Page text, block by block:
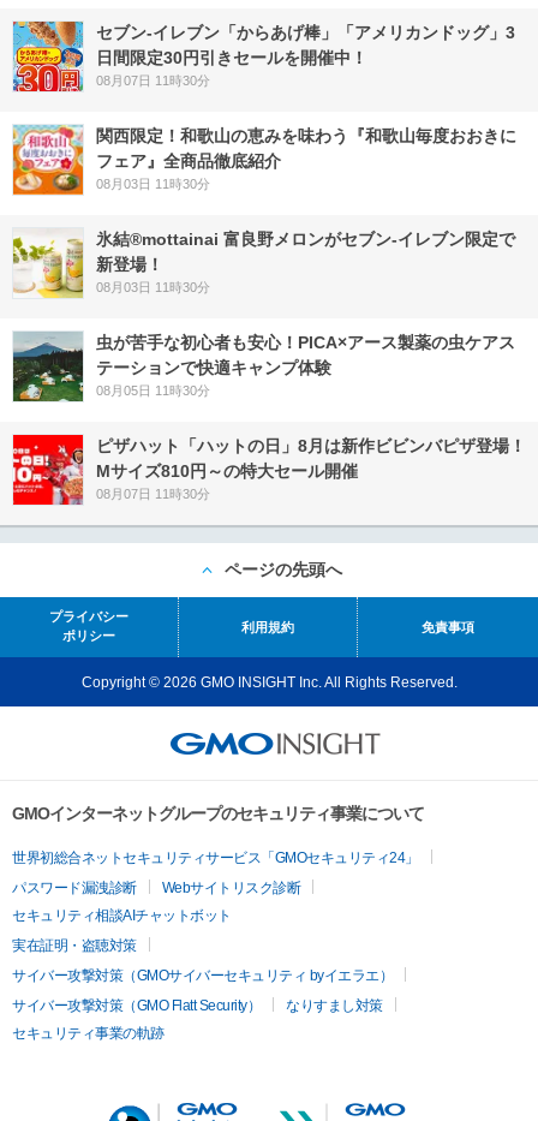
セブン‐イレブン「からあげ棒」「アメリカンドッグ」3
日間限定30円引きセールを開催中！
08月07日 11時30分
関西限定！和歌山の恵みを味わう『和歌山毎度おおきに
フェア』全商品徹底紹介
08月03日 11時30分
氷結®mottainai 富良野メロンがセブン‐イレブン限定で
新登場！
08月03日 11時30分
虫が苦手な初心者も安心！PICA×アース製薬の虫ケアス
テーションで快適キャンプ体験
08月05日 11時30分
ピザハット「ハットの日」8月は新作ビビンバピザ登場！
Mサイズ810円～の特大セール開催
08月07日 11時30分
ページの先頭へ
プライバシー
ポリシー
利用規約 免責事項
Copyright © 2026 GMO INSIGHT Inc. All Rights Reserved.
GMOインターネットグループのセキュリティ事業について
世界初総合ネットセキュリティサービス「GMOセキュリティ24」
パスワード漏洩診断
Webサイトリスク診断
セキュリティ相談AIチャットボット
実在証明・盗聴対策
サイバー攻撃対策（GMOサイバーセキュリティ byイエラエ）
サイバー攻撃対策（GMO Flatt Security）
なりすまし対策
セキュリティ事業の軌跡